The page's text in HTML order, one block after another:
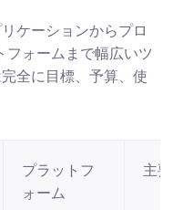
ケーションからプロ
フォームまで幅広いツ
全に目標、予算、使
プラットフ
ォーム
主要